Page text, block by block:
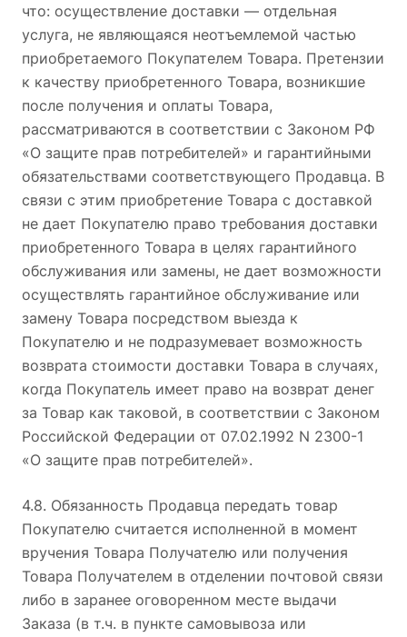
что: осуществление доставки — отдельная
услуга, не являющаяся неотъемлемой частью
приобретаемого Покупателем Товара. Претензии
к качеству приобретенного Товара, возникшие
после получения и оплаты Товара,
рассматриваются в соответствии с Законом РФ
«О защите прав потребителей» и гарантийными
обязательствами соответствующего Продавца. В
связи с этим приобретение Товара с доставкой
не дает Покупателю право требования доставки
приобретенного Товара в целях гарантийного
обслуживания или замены, не дает возможности
осуществлять гарантийное обслуживание или
замену Товара посредством выезда к
Покупателю и не подразумевает возможность
возврата стоимости доставки Товара в случаях,
когда Покупатель имеет право на возврат денег
за Товар как таковой, в соответствии с Законом
Российской Федерации от 07.02.1992 N 2300-1
«О защите прав потребителей».
4.8. Обязанность Продавца передать товар
Покупателю считается исполненной в момент
вручения Товара Получателю или получения
Товара Получателем в отделении почтовой связи
либо в заранее оговоренном месте выдачи
Заказа (в т.ч. в пункте самовывоза или